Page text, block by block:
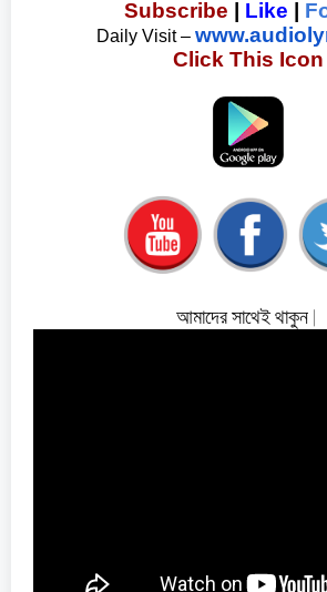
Subscribe Like
Daily Visit –
Click This Icon
আমাদের সাথেই থাকুন |